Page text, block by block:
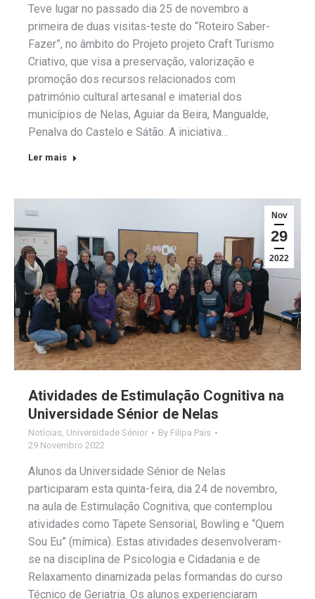
Teve lugar no passado dia 25 de novembro a
primeira de duas visitas-teste do “Roteiro Saber-
Fazer”, no âmbito do Projeto projeto Craft Turismo
Criativo, que visa a preservação, valorização e
promoção dos recursos relacionados com
património cultural artesanal e imaterial dos
municípios de Nelas, Aguiar da Beira, Mangualde,
Penalva do Castelo e Sátão. A iniciativa…
Ler mais
Nov
29
2022
Atividades de Estimulação Cognitiva na
Universidade Sénior de Nelas
Notícias, Universidade Sénior By Filipa Pais
29 Novembro 2022
Alunos da Universidade Sénior de Nelas
participaram esta quinta-feira, dia 24 de novembro,
na aula de Estimulação Cognitiva, que contemplou
atividades como Tapete Sensorial, Bowling e “Quem
Sou Eu” (mímica). Estas atividades desenvolveram-
se na disciplina de Psicologia e Cidadania e de
Relaxamento dinamizada pelas formandas do curso
Técnico de Geriatria. Os alunos experienciaram